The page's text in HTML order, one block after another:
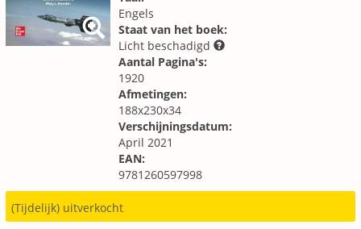
Engels
Staat van het boek:
Licht beschadigd
Aantal Pagina's:
1920
Afmetingen:
188x230x34
Verschijningsdatum:
April 2021
EAN:
9781260597998
(Tijdelijk) uitverkocht